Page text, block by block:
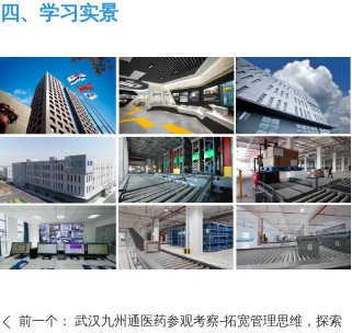
四、学习实景
ꄴ 前一个： 武汉九州通医药参观考察-拓宽管理思维，探索